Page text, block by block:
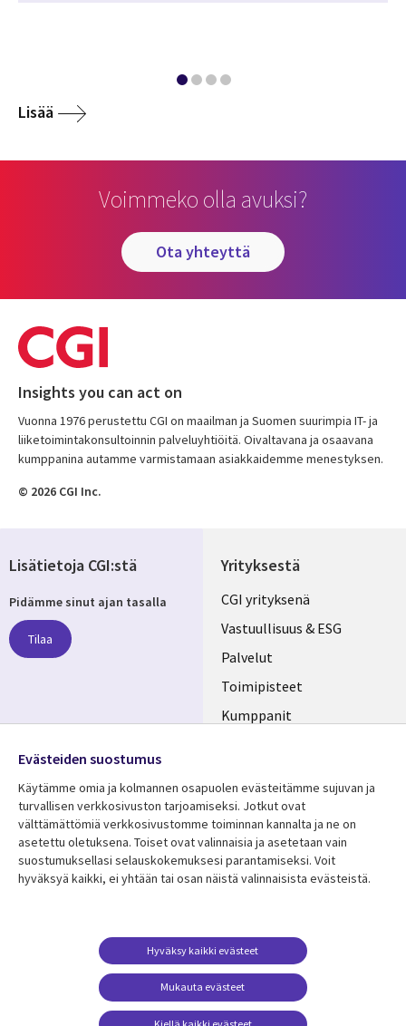
Lisää
Voimmeko olla avuksi?
ota yhteyttä
Insights you can act on
Vuonna 1976 perustettu CGI on maailman ja Suomen suurimpia IT- ja
liiketoimintakonsultoinnin palveluyhtiöitä. Oivaltavana ja osaavana
kumppanina autamme varmistamaan asiakkaidemme menestyksen.
© 2026 CGI Inc.
Yrityksestä
Useful
links
FINLAND
CGI yrityksenä
Vastuullisuus & ESG
Palvelut
Toimipisteet
Kumppanit
Resurssikeskus
Library
FINLAND
Asiakastarinat
Lisätietoa
Legal
Tietosuoja
Käyttöehdot
Yhteystiedot
Evästeasetuksesi
Lisätietoja CGI:stä
Pidämme sinut ajan tasalla
Tilaa
Media
FINLAND
Evästeiden suostumus
Käytämme omia ja kolmannen osapuolen evästeitämme sujuvan ja
turvallisen verkkosivuston tarjoamiseksi. Jotkut ovat
välttämättömiä verkkosivustomme toiminnan kannalta ja ne on
asetettu oletuksena. Toiset ovat valinnaisia ​​ja asetetaan vain
suostumuksellasi selauskokemuksesi parantamiseksi. Voit
hyväksyä kaikki, ei yhtään tai osan näistä valinnaisista evästeistä.
Mukauta evästeet
Hyväksy kaikki evästeet